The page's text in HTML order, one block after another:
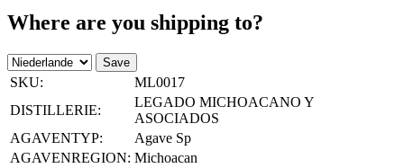
Where are you shipping to?
Save
SKU:
ML0017
DISTILLERIE:
LEGADO MICHOACANO Y
ASOCIADOS
AGAVENTYP:
Agave Sp
AGAVENREGION: Michoacan